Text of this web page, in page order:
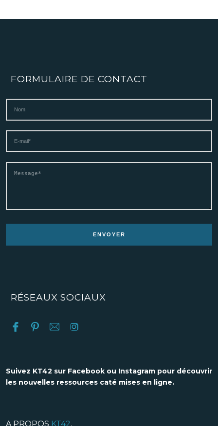
FORMULAIRE DE CONTACT
RÉSEAUX SOCIAUX
Suivez KT42 sur Facebook ou Instagram pour découvrir
les nouvelles ressources caté mises en ligne.
A PROPOS KT42,